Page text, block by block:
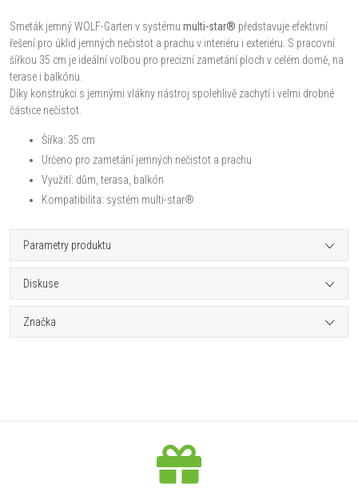
Smeták jemný WOLF-Garten v systému multi-star® představuje efektivní
řešení pro úklid jemných nečistot a prachu v interiéru i exteriéru. S pracovní
šířkou 35 cm je ideální volbou pro precizní zametání ploch v celém domě, na
terase i balkónu.
Díky konstrukci s jemnými vlákny nástroj spolehlivě zachytí i velmi drobné
částice nečistot.
Šířka: 35 cm
Určeno pro zametání jemných nečistot a prachu
Využití: dům, terasa, balkón
Kompatibilita: systém multi-star®
Parametry produktu
Diskuse
Značka